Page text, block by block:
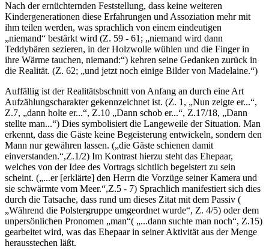
Nach der ernüchternden Feststellung, dass keine weiteren
Kindergenerationen diese Erfahrungen und Assoziation mehr mit
ihm teilen werden, was sprachlich von einem eindeutigen
„niemand“ bestärkt wird (Z. 59 - 61; „niemand wird dann
Teddybären sezieren, in der Holzwolle wühlen und die Finger in
ihre Wärme tauchen, niemand:“) kehren seine Gedanken zurück in
die Realität. (Z. 62; „und jetzt noch einige Bilder von Madelaine.“)
Auffällig ist der Realitätsbschnitt von Anfang an durch eine Art
Aufzählungscharakter gekennzeichnet ist. (Z. 1, „Nun zeigte er...“,
Z.7, „dann holte er...“, Z.10 „Dann schob er...“, Z.17/18, „Dann
stellte man...“) Dies symbolisiert die Langeweile der Situation. Man
erkennt, dass die Gäste keine Begeisterung entwickeln, sondern den
Mann nur gewähren lassen. („die Gäste schienen damit
einverstanden.“,Z.1/2) Im Kontrast hierzu steht das Ehepaar,
welches von der Idee des Vortrags sichtlich begeistert zu sein
scheint. („...er [erklärte] den Herrn die Vorzüge seiner Kamera und
sie schwärmte vom Meer.“,Z.5 - 7) Sprachlich manifestiert sich dies
durch die Tatsache, dass rund um dieses Zitat mit dem Passiv (
„Während die Polstergruppe umgeordnet wurde“, Z. 4/5) oder dem
unpersönlichen Pronomen „man“( „...dann suchte man noch“, Z.15)
gearbeitet wird, was das Ehepaar in seiner Aktivität aus der Menge
herausstechen läßt.